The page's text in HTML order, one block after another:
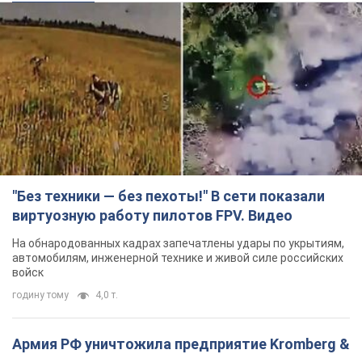
"Без техники — без пехоты!" В сети показали
виртуозную работу пилотов FPV. Видео
На обнародованных кадрах запечатлены удары по укрытиям,
автомобилям, инженерной технике и живой силе российских
войск
годину тому 4,0 т.
Армия РФ уничтожила предприятие Kromberg &